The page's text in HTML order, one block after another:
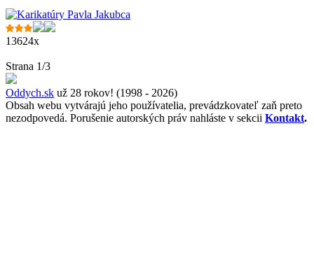
13624x
Strana 1/3
Oddych.sk už 28 rokov! (1998 - 2026)
Obsah webu vytvárajú jeho používatelia, prevádzkovateľ zaň preto
nezodpovedá. Porušenie autorských práv nahláste v sekcii Kontakt.